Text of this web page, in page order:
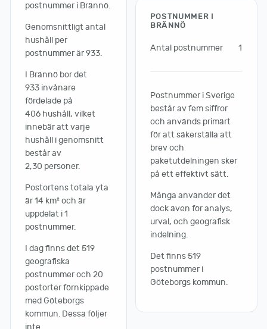
postnummer i Brännö.
Genomsnittligt antal
hushåll per
postnummer är 933.
I Brännö bor det
933 invånare
fördelade på
406 hushåll, vilket
innebär att varje
hushåll i genomsnitt
består av
2,30 personer.
Postortens totala yta
är 14 km² och är
uppdelat i 1
postnummer.
I dag finns det 519
geografiska
postnummer och 20
postorter förnkippade
med Göteborgs
kommun. Dessa följer
inte
POSTNUMMER I
BRÄNNÖ
Antal postnummer 1
Postnummer i Sverige
består av fem siffror
och används primärt
för att säkerställa att
brev och
paketutdelningen sker
på ett effektivt sätt.
Många använder det
dock även för analys,
urval, och geografisk
indelning.
Det finns 519
postnummer i
Göteborgs kommun.